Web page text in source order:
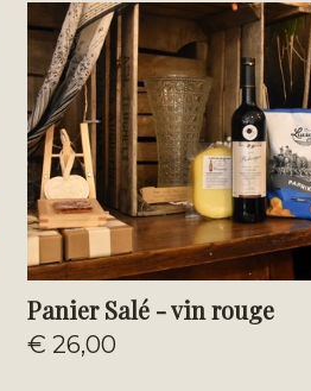
Panier Salé - vin rouge
€ 26,00